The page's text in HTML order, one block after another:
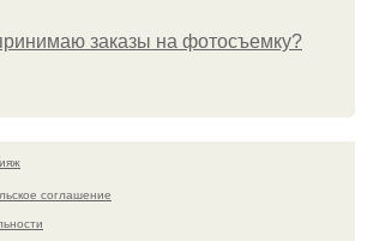
заказы на фотосъемку?
соглашение